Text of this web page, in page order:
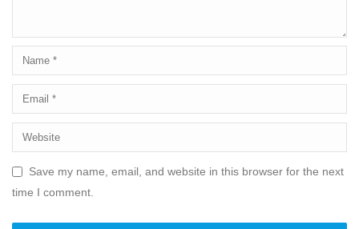
Save my name, email, and website in this browser for the next
time I comment.